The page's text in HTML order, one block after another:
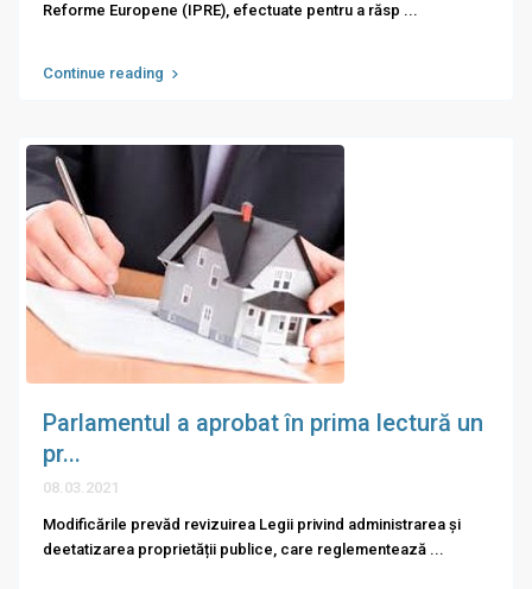
Reforme Europene (IPRE), efectuate pentru a răsp ...
Continue reading
Parlamentul a aprobat în prima lectură un
pr...
08.03.2021
Modificările prevăd revizuirea Legii privind administrarea și
deetatizarea proprietății publice, care reglementează ...